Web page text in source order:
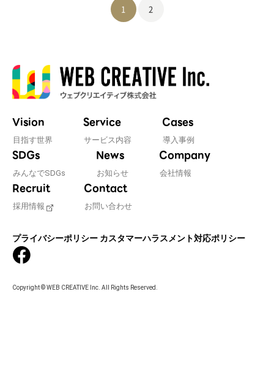
1 2
Vision
目指す世界
Service
サービス内容
Cases
導入事例
SDGs
みんなでSDGs
News
お知らせ
Company
会社情報
Recruit
採用情報
Contact
お問い合わせ
プライバシーポリシー カスタマーハラスメント対応ポリシー
Copyright © WEB CREATIVE Inc. All Rights Reserved.